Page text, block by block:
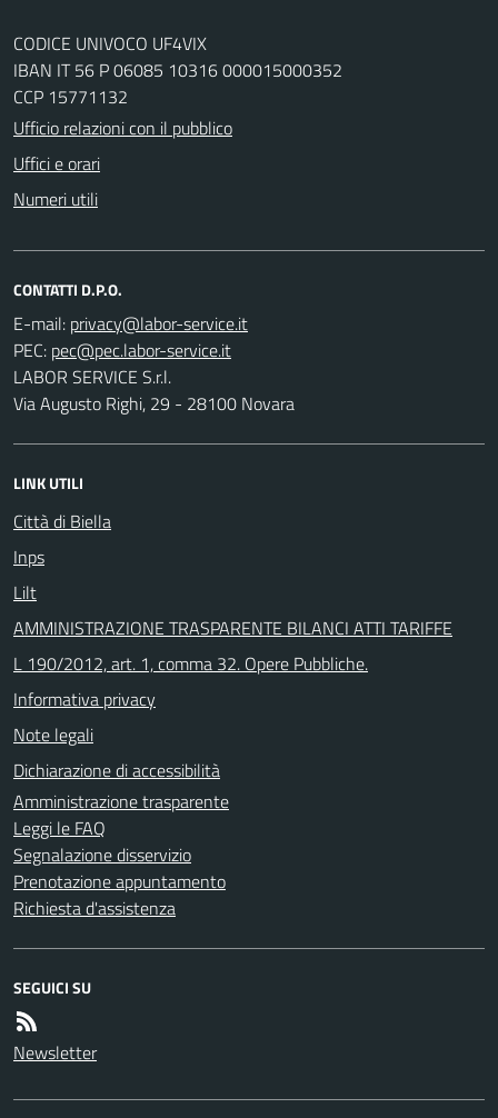
CODICE UNIVOCO UF4VIX
IBAN IT 56 P 06085 10316 000015000352
CCP 15771132
Ufficio relazioni con il pubblico
Uffici e orari
Numeri utili
CONTATTI D.P.O.
E-mail:
PEC:
LABOR SERVICE S.r.l.
Via Augusto Righi, 29 - 28100 Novara
LINK UTILI
Città di Biella
Inps
Lilt
AMMINISTRAZIONE TRASPARENTE BILANCI ATTI TARIFFE
L 190/2012, art. 1, comma 32. Opere Pubbliche.
Informativa privacy
Note legali
Dichiarazione di accessibilità
Amministrazione trasparente
Leggi le FAQ
Segnalazione disservizio
Prenotazione appuntamento
Richiesta d'assistenza
SEGUICI SU
Newsletter